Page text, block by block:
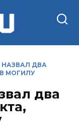
НАЗВАЛ ДВА
МОГИЛУ
два